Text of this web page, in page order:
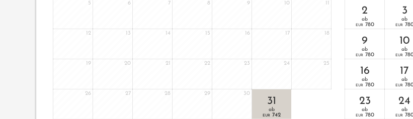
5 6 7 8 9 10
12 13 14 15 16 17 18
19 20 21 22 23 24 25
26 27 28 29 30
31
ab
EUR 742
2
ab
EUR 780
3
ab
EUR
9
ab
EUR 780
10
ab
EUR
16
ab
EUR 780
17
ab
EUR
23
ab
EUR 780
24
ab
EUR